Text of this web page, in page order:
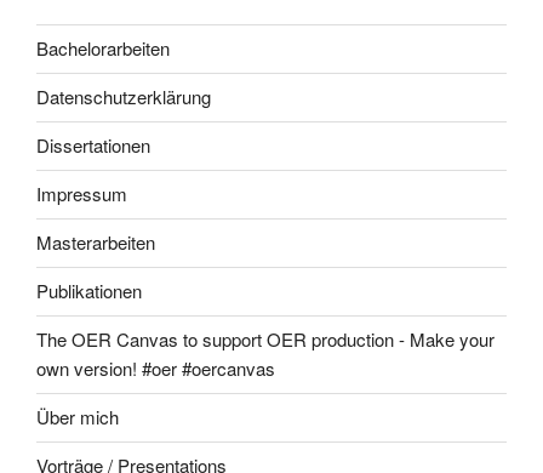
Bachelorarbeiten
Datenschutzerklärung
Dissertationen
Impressum
Masterarbeiten
Publikationen
The OER Canvas to support OER production - Make your
own version! #oer #oercanvas
Über mich
Vorträge / Presentations